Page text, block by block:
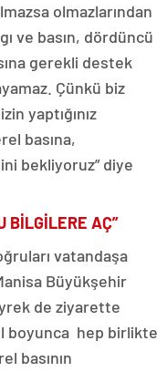
olmazlarından
ve basın, dördüncü
gerekli destek
Çünkü biz
yaptığınız
basına,
bekliyoruz” diye
BİLGİLERE AÇ”
vatandaşa
Büyükşehir
de ziyarette
boyunca hep birlikte
basının